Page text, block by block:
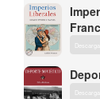
Descargar
Descargar